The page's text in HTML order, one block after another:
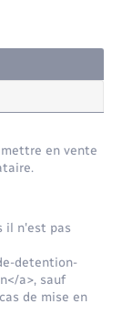
en vente
il n'est pas
detention-
a>, sauf
de mise en